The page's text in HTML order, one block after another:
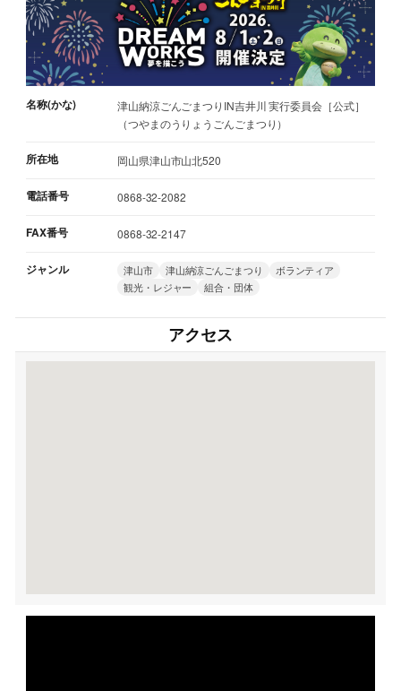
名称(かな)
津山納涼ごんごまつりIN吉井川 実行委員会［公式］
（つやまのうりょうごんごまつり）
所在地 岡山県津山市山北520
電話番号 0868-32-2082
FAX番号 0868-32-2147
ジャンル 津山市 津山納涼ごんごまつり
ボランティア
観光・レジャー
組合・団体
アクセス